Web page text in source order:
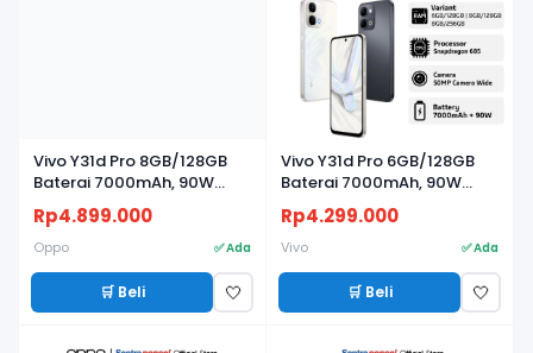
Vivo Y31d Pro 8GB/128GB
Baterai 7000mAh, 90W
FlashCharge, Kamera 50MP
Rp4.899.000
Oppo ✅ Ada
🛒 Beli 🤍
Vivo Y31d Pro 6GB/128GB
Baterai 7000mAh, 90W
FlashCharge, Kamera 50MP
Rp4.299.000
Vivo ✅ Ada
🛒 Beli 🤍